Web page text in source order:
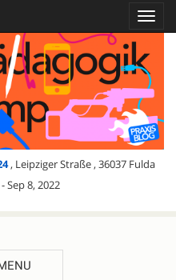
, Leipziger Straße , 36037 Fulda
Sep 8, 2022